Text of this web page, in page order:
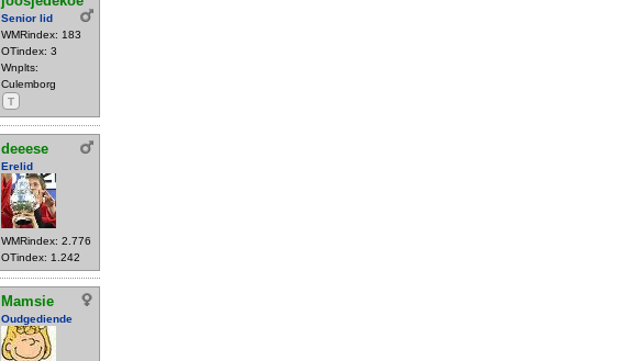
Senior lid
WMRindex: 183
OTindex: 3
Wnplts:
Culemborg
T
deeese
Erelid
WMRindex: 2.776
OTindex: 1.242
Mamsie
Oudgediende